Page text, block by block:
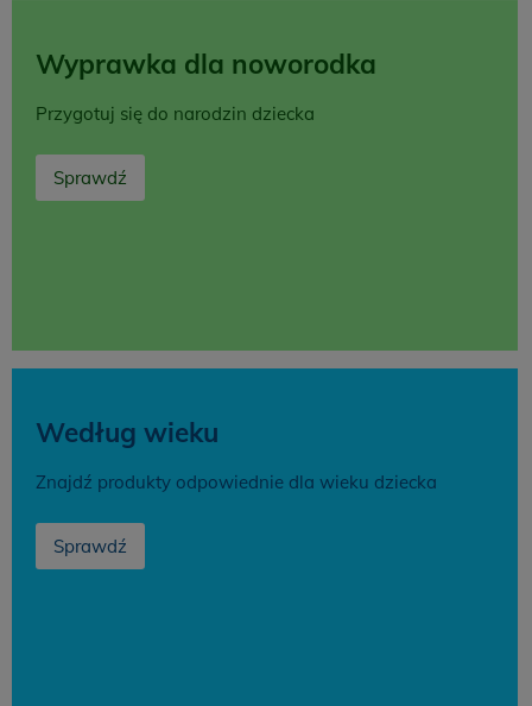
Wyprawka dla noworodka
Przygotuj się do narodzin dziecka
Sprawdź
Według wieku
Znajdź produkty odpowiednie dla wieku dziecka
Sprawdź